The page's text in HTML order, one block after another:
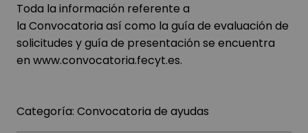
Toda la información referente a
la Convocatoria así como la guía de evaluación de
solicitudes y guía de presentación se encuentra
en www.convocatoria.fecyt.es.
Categoría: Convocatoria de ayudas